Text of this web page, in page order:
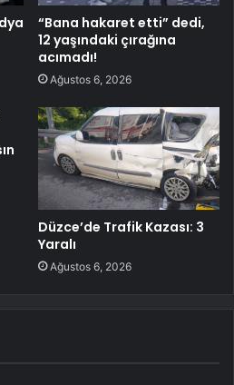
“Bana hakaret etti” dedi,
12 yaşındaki çırağına
acımadı!
Ağustos 6, 2026
Düzce’de Trafik Kazası: 3
Yaralı
Ağustos 6, 2026